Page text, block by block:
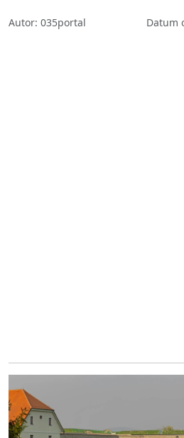
Autor: 035portal Datum